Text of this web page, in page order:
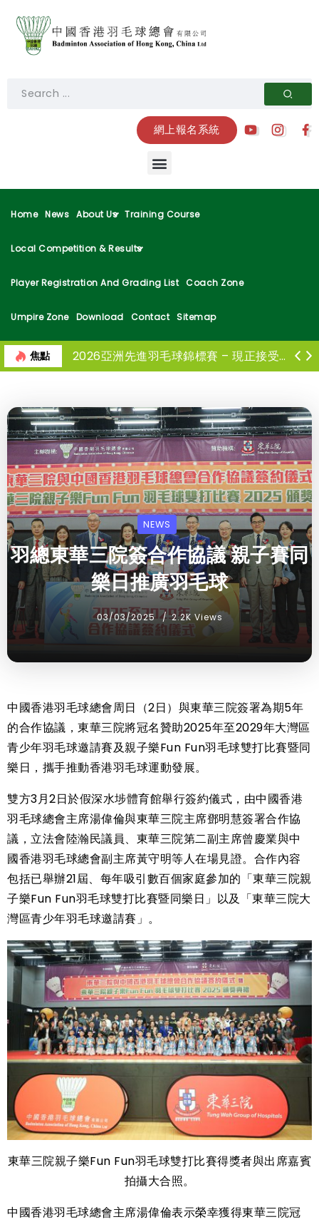
網上報名系統
Home News About Us Training Course
Local Competition & Results
Player Registration And Grading List Coach Zone
Umpire Zone Download Contact Sitemap
焦點 2026亞洲先進羽毛球錦標賽 – 現正接受報名
日本羽毛球公開賽 鄧俊文謝影雪苦戰三局惜負世一摘混雙亞軍
NEWS
羽總東華三院簽合作協議 親子賽同
樂日推廣羽毛球
03/03/2025 2.2K Views
中國香港羽毛球總會周日（2日）與東華三院簽署為期5年
的合作協議，東華三院將冠名贊助2025年至2029年大灣區
青少年羽毛球邀請賽及親子樂Fun Fun羽毛球雙打比賽暨同
樂日，攜手推動香港羽毛球運動發展。
雙方3月2日於假深水埗體育館舉行簽約儀式，由中國香港
羽毛球總會主席湯偉倫與東華三院主席鄧明慧簽署合作協
議，立法會陸瀚民議員、東華三院第二副主席曾慶業與中
國香港羽毛球總會副主席黃守明等人在場見證。合作內容
包括已舉辦21屆、每年吸引數百個家庭參加的「東華三院親
子樂Fun Fun羽毛球雙打比賽暨同樂日」以及「東華三院大
灣區青少年羽毛球邀請賽」。
東華三院親子樂Fun Fun羽毛球雙打比賽得獎者與出席嘉賓
拍攝大合照。
中國香港羽毛球總會主席湯偉倫表示榮幸獲得東華三院冠